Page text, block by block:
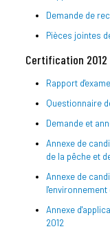
Demande de
Pièces jointes
Certification 2012
Rapport
Questionnaire
Demande et
Annexe de
de la pêche et
Annexe de
l'environnement
Annexe
2012